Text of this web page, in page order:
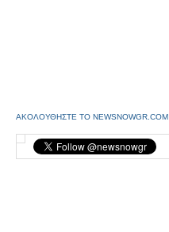
ΑΚΟΛΟΥΘΗΣΤΕ ΤΟ NEWSNOWGR.COM